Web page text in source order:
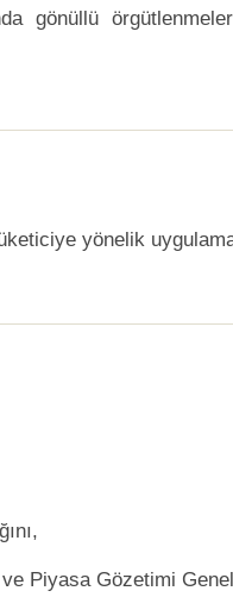
gönüllü
yönelik
Piyasa Gözetimi